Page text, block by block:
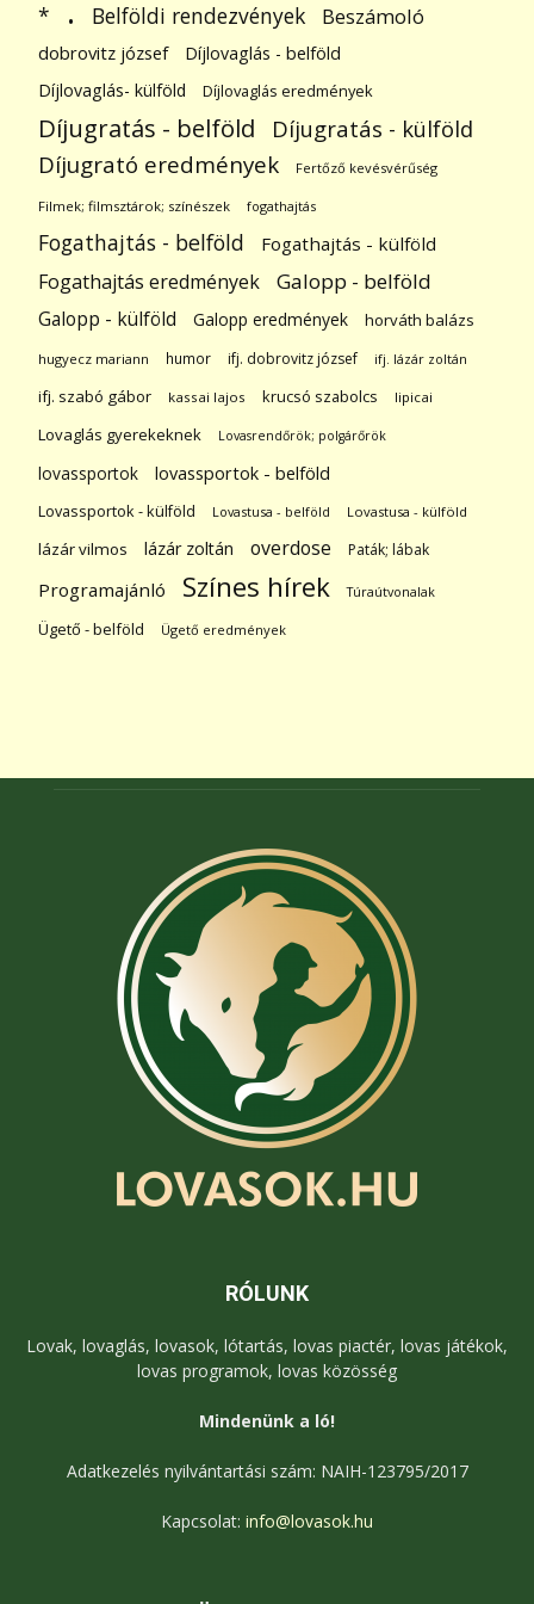
* . Belföldi rendezvények Beszámoló
dobrovitz józsef
Díjlovaglás - belföld
Díjlovaglás- külföld
Díjlovaglás eredmények
Díjugratás - belföld Díjugratás - külföld
Díjugrató eredmények Fertőző kevésvérűség
Filmek; filmsztárok; színészek fogathajtás
Fogathajtás - belföld Fogathajtás - külföld
Fogathajtás eredmények Galopp - belföld
Galopp - külföld Galopp eredmények horváth balázs
hugyecz mariann humor ifj. dobrovitz józsef ifj. lázár zoltán
ifj. szabó gábor kassai lajos krucsó szabolcs lipicai
Lovaglás gyerekeknek Lovasrendőrök; polgárőrök
lovassportok lovassportok - belföld
Lovassportok - külföld Lovastusa - belföld Lovastusa - külföld
lázár vilmos lázár zoltán overdose Paták; lábak
Programajánló Színes hírek Túraútvonalak
Ügető - belföld Ügető eredmények
RÓLUNK
Lovak, lovaglás, lovasok, lótartás, lovas piactér, lovas játékok,
lovas programok, lovas közösség
Mindenünk a ló!
Adatkezelés nyilvántartási szám: NAIH-123795/2017
Kapcsolat: info@lovasok.hu